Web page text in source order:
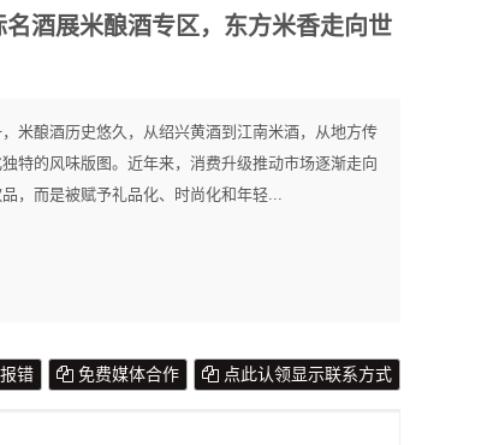
酒展米酿酒专区，东方米香走向世
酿酒历史悠久，从绍兴黄酒到江南米酒，从地方传
特的风味版图。近年来，消费升级推动市场逐渐走向
，而是被赋予礼品化、时尚化和年轻...
点此认领显示联系方式
免费媒体合作
错